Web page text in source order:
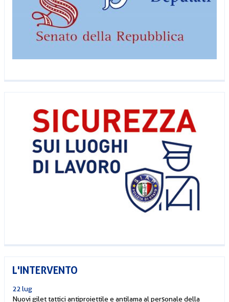
L'INTERVENTO
22 lug
Nuovi gilet tattici antiproiettile e antilama al personale della